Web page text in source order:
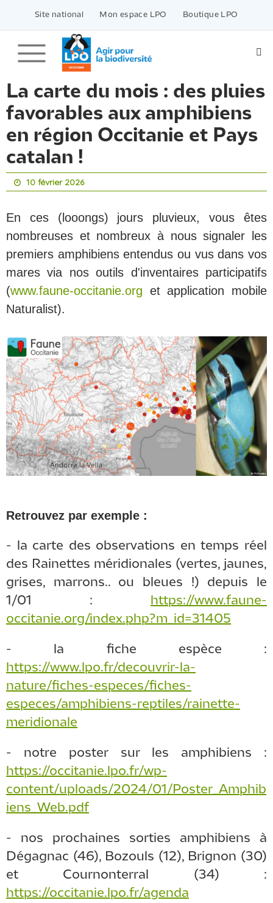
contenu
Site national Mon espace LPO Boutique LPO
La carte du mois : des pluies
favorables aux amphibiens
en région Occitanie et Pays
catalan !
10 février 2026
En ces (looongs) jours pluvieux, vous êtes
nombreuses et nombreux à nous signaler les
premiers amphibiens entendus ou vus dans vos
mares via nos outils d'inventaires participatifs
(www.faune-occitanie.org et application mobile
Naturalist).
Retrouvez par exemple :
- la carte des observations en temps réel
des Rainettes méridionales (vertes, jaunes,
grises, marrons.. ou bleues !) depuis le
1/01 :
https://www.faune-
occitanie.org/index.php?m_id=31405
- la fiche espèce :
https://www.lpo.fr/decouvrir-la-
nature/fiches-especes/fiches-
especes/amphibiens-reptiles/rainette-
meridionale
- notre poster sur les amphibiens :
https://occitanie.lpo.fr/wp-
content/uploads/2024/01/Poster_Amphib
iens_Web.pdf
- nos prochaines sorties amphibiens à
Dégagnac (46), Bozouls (12), Brignon (30)
et Cournonterral (34) :
https://occitanie.lpo.fr/agenda